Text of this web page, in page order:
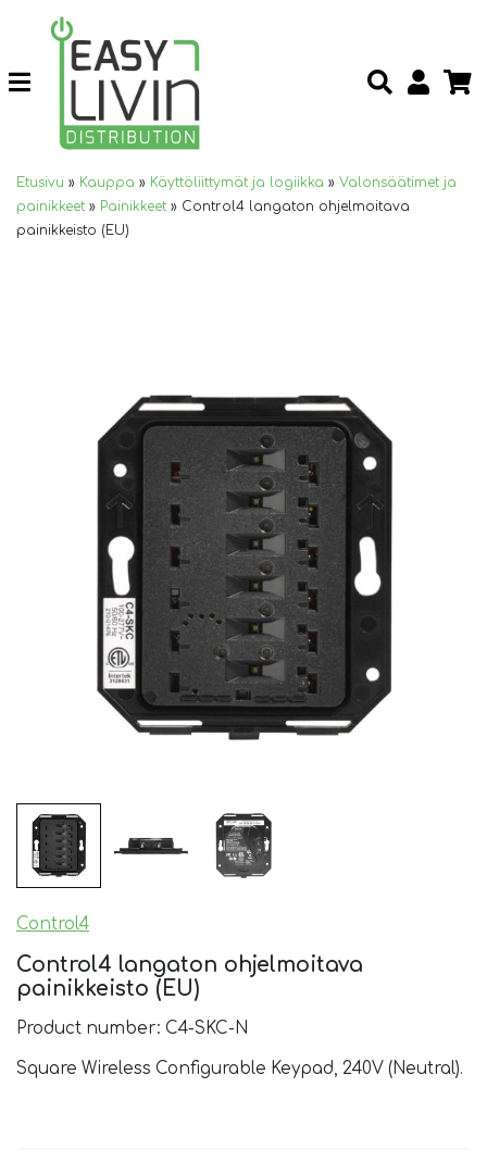
Etusivu » Kauppa » Käyttöliittymät ja logiikka » Valonsäätimet ja
painikkeet » Painikkeet » Control4 langaton ohjelmoitava
painikkeisto (EU)
Control4
Control4 langaton ohjelmoitava
painikkeisto (EU)
Product number: C4-SKC-N
Square Wireless Configurable Keypad, 240V (Neutral).